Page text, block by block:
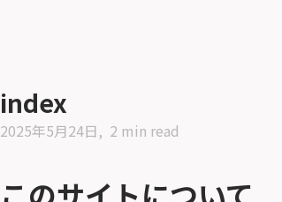
index
2025年5月24日 2 min read